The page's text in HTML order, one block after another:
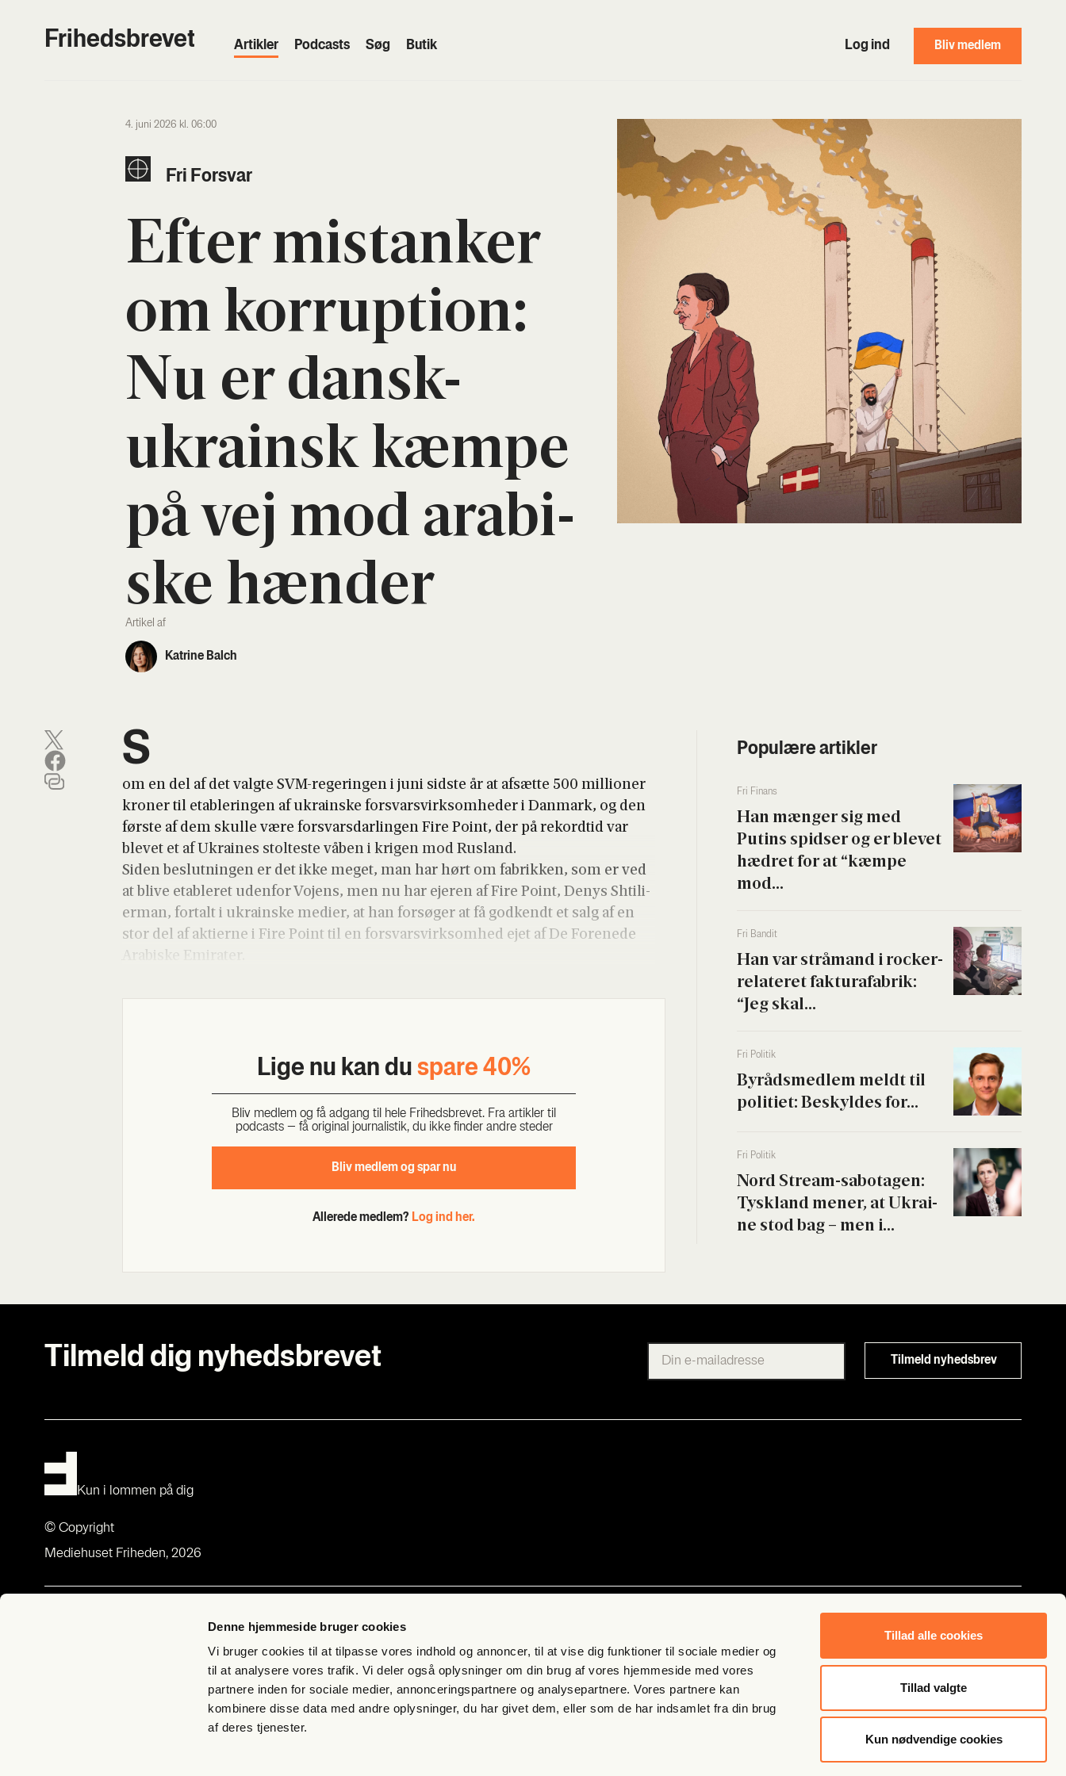
Denne hjemmeside bruger cookies
Vi bruger cookies til at tilpasse vores indhold og annoncer, til at vise dig funktioner til sociale medier og
til at analysere vores trafik. Vi deler også oplysninger om din brug af vores hjemmeside med vores
partnere inden for sociale medier, annonceringspartnere og analysepartnere. Vores partnere kan
kombinere disse data med andre oplysninger, du har givet dem, eller som de har indsamlet fra din brug
af deres tjenester.
Tillad alle cookies
Tillad valgte
Kun nødvendige cookies
Frihedsbrevet Artik­ler Podcasts Søg Butik Log ind Bliv medlem
4. juni 2026 kl. 06:00
Fri For­svar
Efter mistan­ker
om kor­rup­tion:
Nu er dansk-
ukrainsk kæm­pe
på vej mod ara­bi­
ske hæn­der
Artikel af
Katrine Balch
S
om en del af det valg­te SVM-rege­rin­gen i juni sid­ste år at afsæt­te 500 mil­li­o­ner
kro­ner til etab­le­rin­gen af ukrain­ske for­svar­svirk­som­he­der i Dan­mark, og den
før­ste af dem skul­le være for­svars­dar­lin­gen Fire Point, der på rekord­tid var
ble­vet et af Ukrai­nes stol­te­ste våben i kri­gen mod Rusland.
Siden beslut­nin­gen er det ikke meget, man har hørt om fabrik­ken, som er ved
at bli­ve etab­le­ret uden­for Vojens, men nu har eje­ren af Fire Point, Denys Shti­li­
er­man, for­talt i ukrain­ske medi­er, at han for­sø­ger at få god­kendt et salg af en
stor del af aktier­ne i Fire Point til en for­svar­svirk­som­hed ejet af De For­e­ne­de
Ara­bi­ske Emira­ter.
Lige nu kan du spa­re 40%
Bliv med­lem og få adgang til hele Fri­heds­bre­vet. Fra artik­ler til
podcasts – få ori­gi­nal jour­na­li­stik, du ikke fin­der andre ste­der
Bliv med­lem og spar nu
Allerede medlem? Log ind her.
Populære artikler
Fri Finans
Han mæn­ger sig med
Putins spid­ser og er ble­vet
hædret for at “kæm­pe
mod...
Fri Ban­dit
Han var strå­mand i rock­er­
re­la­te­ret fak­tura­fa­brik:
“Jeg skal...
Fri Poli­tik
Byrå­ds­med­lem meldt til
poli­ti­et: Beskyl­des for...
Fri Poli­tik
Nord Stream-sabo­ta­gen:
Tys­kland mener, at Ukrai­
ne stod bag – men i...
Tilmeld dig nyhedsbrevet
Butik Fri­heds­bre­vet
Bliv Lyg­te­mand
Til­meld nyheds­bre­ve
Send et tip
Kon­takt os
Følg os
Kun i lommen på dig
Mediehuset Friheden, 2026
© Copyright